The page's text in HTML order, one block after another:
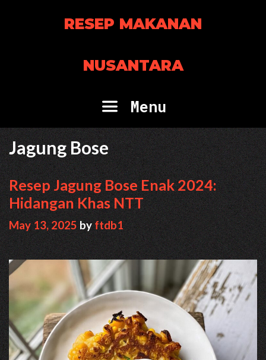
RESEP MAKANAN
NUSANTARA
Menu
Jagung Bose
Resep Jagung Bose Enak 2024:
Hidangan Khas NTT
May 13, 2025 byftdb1